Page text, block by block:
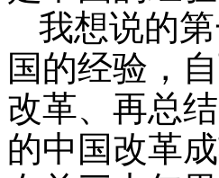
我想说的
国的经验，
改革、再总
的中国改革